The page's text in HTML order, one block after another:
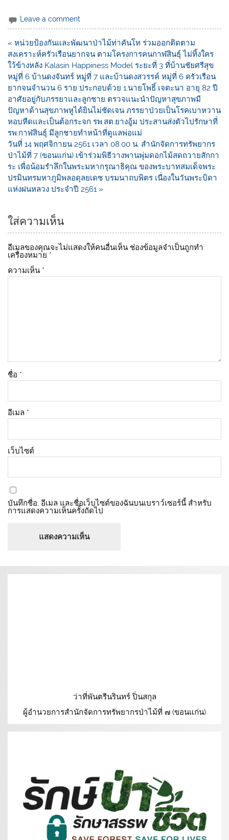
e
c
e
b
o
o
k
p
y
Li
n
k
Leave a comment
« หน่วยป้องกันและพัฒนาป่าไม้ท่าคันโท ร่วมออกติดตาม
สงเคราะห์ครัวเรือนยากจน ตามโครงการคนกาฬสินธุ์ ไม่ทิ้งใคร
ใว้ข้างหลัง Kalasin Happiness Model ระยะที่ 3 ที่บ้านชัยศรีสุข
หมู่ที่ 6 บ้านดงจันทร์ หมู่ที่ 7 และบ้านดงสวรรค์ หมู่ที่ 6 ครัวเรือน
ยากจนจำนวน 6 ราย ประกอบด้วย 1.นายโพธิ์ เจตะนา อายุ 82 ปี
อาศัยอยู่กับภรรยาและลูกชาย ตรวจแนะนำปัญหาสุขภาพมี
ปัญหาด้านสุขภาพหูได้ยินไม่ชัดเจน ภรรยาป่วยเป็นโรคเบาหวาน
หอบหืดและเป็นต้อกระจก รพ.สต.ยางอู้ม ประสานส่งตัวไปรักษาที่
รพ.กาฬสินธุ์ มีลูกชายทำหน้าที่ดูแลพ่อแม่
วันที่ 14 พฤศจิกายน 2561 เวลา 08.00 น. สำนักจัดการทรัพยากร
ป่าไม้ที่ 7 (ขอนแก่น) เข้าร่วมพิธีวางพานพุ่มดอกไม้สดถวายสักกา
ระ เพื่อน้อมรำลึกในพระมหากรุณาธิคุณ ของพระบาทสมเด็จพระ
ปรมินทรมหาภูมิพลอดุลยเดช บรมนาถบพิตร เนื่องในวันพระบิดา
แห่งฝนหลวง ประจำปี 2561 »
ใส่ความเห็น
อีเมลของคุณจะไม่แสดงให้คนอื่นเห็น ช่องข้อมูลจำเป็นถูกทำ
เครื่องหมาย *
ความเห็น *
ชื่อ *
อีเมล *
เว็บไซต์
บันทึกชื่อ, อีเมล และชื่อเว็บไซต์ของฉันบนเบราว์เซอร์นี้ สำหรับ
การแสดงความเห็นครั้งถัดไป
ว่าที่พันตรีนรินทร์ ปิ่นสกุล
ผู้อำนวยการสำนักจัดการทรัพยากรป่าไม้ที่ ๗ (ขอนแก่น)